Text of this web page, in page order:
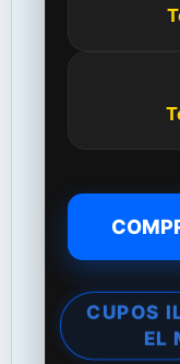
CUPOS
EL